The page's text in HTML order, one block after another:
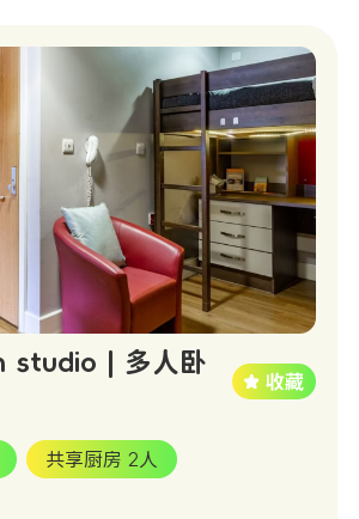
studio | 多人卧
共享厨房 2人